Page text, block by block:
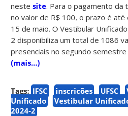
nestesite. Para o pagamento da
no valor de R$ 100, o prazo é até
15 de maio. O Vestibular
2 disponibiliza um total de 1086
presenciais no segundo
(mais…)
Tags: IFSC inscrições UFSC
Unificado
Vestibular Unificado
2024-2